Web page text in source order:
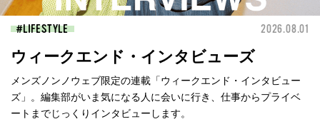
LIFESTYLE 2026.08.01
ウィークエンド・インタビューズ
メンズノンノウェブ限定の連載「ウィークエンド・インタビュー
ズ」。編集部がいま気になる人に会いに行き、仕事からプライベ
ートまでじっくりインタビューします。